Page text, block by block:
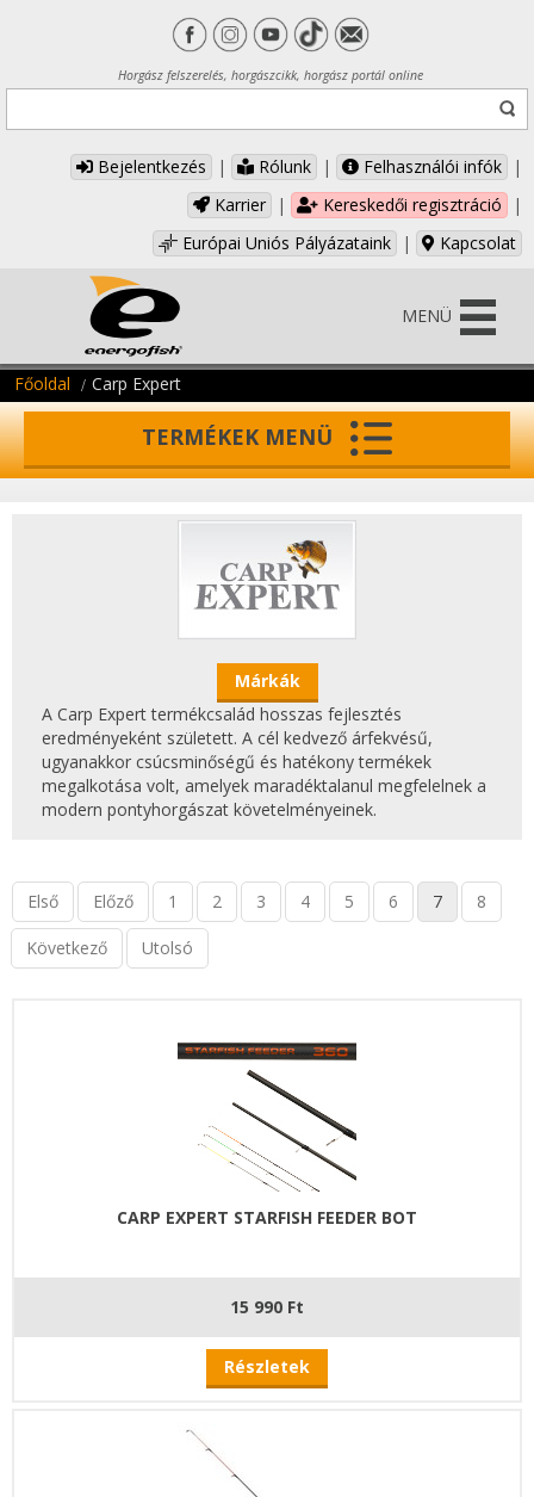
Horgász felszerelés, horgászcikk, horgász portál online
Bejelentkezés | Rólunk | Felhasználói infók
|
Karrier
| Kereskedői regisztráció
|
Európai Uniós Pályázataink
| Kapcsolat
MENÜ
Főoldal Carp Expert
TERMÉKEK MENÜ
Márkák
A Carp Expert termékcsalád hosszas fejlesztés
eredményeként született. A cél kedvező árfekvésű,
ugyanakkor csúcsminőségű és hatékony termékek
megalkotása volt, amelyek maradéktalanul megfelelnek a
modern pontyhorgászat követelményeinek.
Első Előző 1 2 3 4 5 6 7 8
Következő Utolsó
CARP EXPERT STARFISH FEEDER BOT
15 990 Ft
Részletek